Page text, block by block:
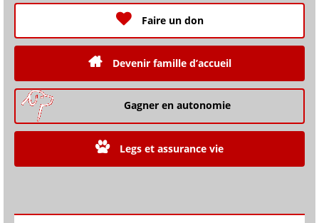
Faire un don
Devenir famille d’accueil
Gagner en autonomie
Legs et assurance vie